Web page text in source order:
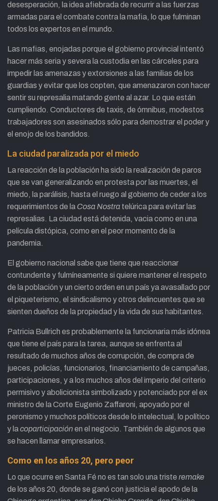
desesperación, la idea afiebrada de recurrir a las fuerzas
armadas para el combate contra la mafia, lo que fulminan
todos los expertos en el mundo.
Las mafias, enojadas porque el gobierno provincial intentó
hacer más seria y severa la custodia en las cárceles para
impedir las amenazas y extorsiones a las familias de los
guardias y evitar que los copten, que amenazaron con hacer
sentir su represalia matando gente al azar. Lo que están
cumpliendo. Conductores de taxis, de ómnibus, modestos
trabajadores son asesinados sólo para demostrar el poder y
el enojo de los bandidos.
La ciudad paralizada por el miedo
La reacción de la población ha sido la realización de paros
que se van generalizando en protesta por las muertes, el
miedo, la parálisis, hasta el ruego al gobierno de ceder a los
requerimientos de la Cosa Nostra telúrica para evitar las
represalias. La ciudad está detenida, vacia como en una
película distópica, como en el peor momento de la
pandemia.
El gobierno nacional sabe que tiene que reaccionar
contundente y fulmíneamente si quiere mantener el respeto
de la población y un cierto orden en un país ya avasallado por
el piqueterismo, el sindicalismo y otros delincuentes que se
sienten dueños de la propiedad y la vida de sus habitantes.
Patricia Bullrich es probablemente la funcionaria más idónea
que tiene el país para la tarea, aunque se enfrenta al
resultado de muchos años de corrupción, de compra de
jueces, policías, funcionarios, financiamiento de campañas,
participaciones, y a los muchos años del imperio del criterio
permisivo y abolicionista simbolizado y potenciado por el ex
ministro de la Corte Eugenio Zaffaroni, apoyado por el
peronismo y muchos políticos desde lo intelectual, lo político
y lacoparticipaciónen el negocio. También de algunos que
se hacen llamar empresarios.
Como en los años 20, pero peor
Lo que ocurre en Santa Fé no es tan solo una triste remake
de los años 20, donde se ganó con justicia el apodo de la